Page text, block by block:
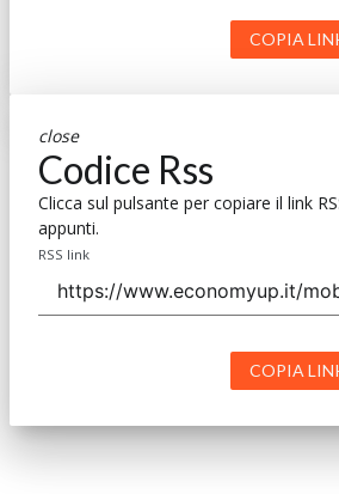
COPIA
close
Codice Rss
Clicca sul pulsante per copiare il link
appunti.
RSS link
COPIA